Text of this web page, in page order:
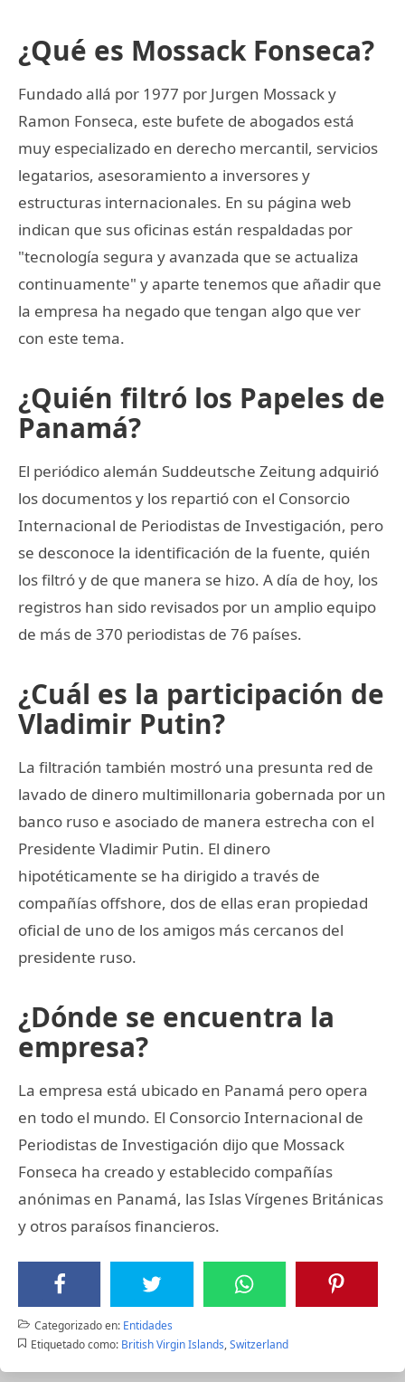
¿Qué es Mossack Fonseca?
Fundado allá por 1977 por Jurgen Mossack y
Ramon Fonseca, este bufete de abogados está
muy especializado en derecho mercantil, servicios
legatarios, asesoramiento a inversores y
estructuras internacionales. En su página web
indican que sus oficinas están respaldadas por
"tecnología segura y avanzada que se actualiza
continuamente" y aparte tenemos que añadir que
la empresa ha negado que tengan algo que ver
con este tema.
¿Quién filtró los Papeles de
Panamá?
El periódico alemán Suddeutsche Zeitung adquirió
los documentos y los repartió con el Consorcio
Internacional de Periodistas de Investigación, pero
se desconoce la identificación de la fuente, quién
los filtró y de que manera se hizo. A día de hoy, los
registros han sido revisados por un amplio equipo
de más de 370 periodistas de 76 países.
¿Cuál es la participación de
Vladimir Putin?
La filtración también mostró una presunta red de
lavado de dinero multimillonaria gobernada por un
banco ruso e asociado de manera estrecha con el
Presidente Vladimir Putin. El dinero
hipotéticamente se ha dirigido a través de
compañías offshore, dos de ellas eran propiedad
oficial de uno de los amigos más cercanos del
presidente ruso.
¿Dónde se encuentra la
empresa?
La empresa está ubicado en Panamá pero opera
en todo el mundo. El Consorcio Internacional de
Periodistas de Investigación dijo que Mossack
Fonseca ha creado y establecido compañías
anónimas en Panamá, las Islas Vírgenes Británicas
y otros paraísos financieros.
Categorizado en: Entidades
Etiquetado como: British Virgin Islands,Switzerland